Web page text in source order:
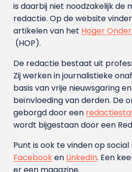
is daarbij niet noodzakelijk de
redactie. Op de website
artikelen van het Hoger
(HOP).
De redactie bestaat uit
Zij werken in journalistieke
basis van vrije nieuwsgaring
beïnvloeding van derden. De
geborgd door een
wordt bijgestaan door een
Punt is ook te vinden op social
Facebooken LinkedIn. Een